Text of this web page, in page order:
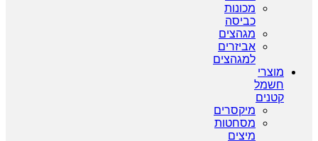
מכונות
כביסה
מגהצים
אביזרים
למגהצים
מוצרי
חשמל
קטנים
מיקסרים
מסחטות
מיצים